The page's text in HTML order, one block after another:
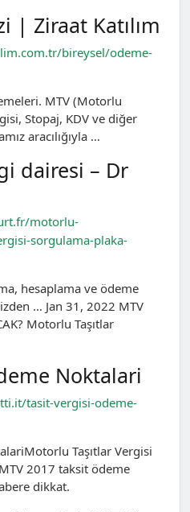
| Ziraat Katılım
bireysel/odeme-
MTV (Motorlu
Stopaj, KDV ve diğer
aracılığıyla …
dairesi – Dr
motorlu-
sorgulama-plaka-
hesaplama ve ödeme
… Jan 31, 2022 MTV
Motorlu Taşıtlar
Noktalari
tasit-vergisi-odeme-
Taşıtlar Vergisi
2017 taksit ödeme
dikkat.